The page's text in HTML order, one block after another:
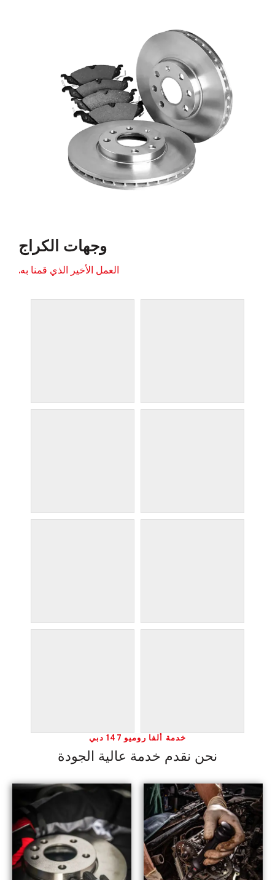
وجهات الكراج
العمل الأخير الذي قمنا به.
خدمة ألفا روميو 147 دبي
نحن نقدم خدمة عالية الجودة